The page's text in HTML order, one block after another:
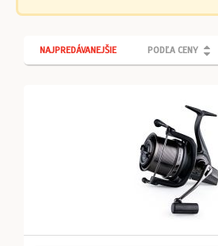
NAJPREDÁVANEJŠIE PODĽA CENY